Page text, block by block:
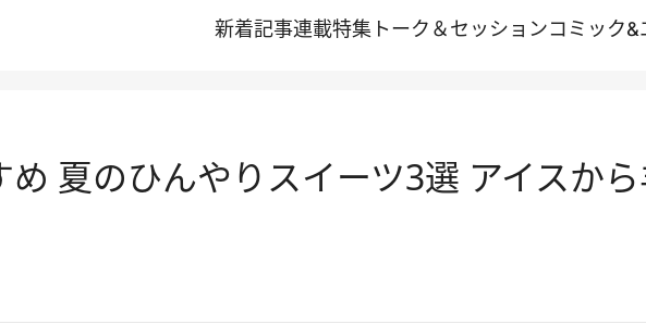
新着記事連載特集 トーク＆セッションコミック&
め 夏のひんやりスイーツ3選 アイスか